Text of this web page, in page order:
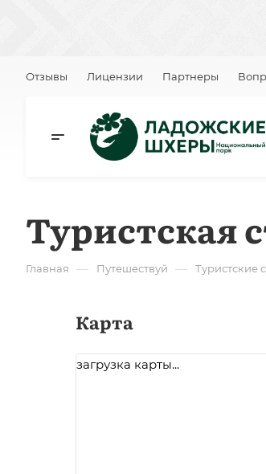
Отзывы Лицензии Партнеры
Туристская
Главная — Путешествуй — Туристские
Карта
загрузка карты...